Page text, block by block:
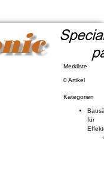
Merkliste
0 Artikel
Kategorien
für